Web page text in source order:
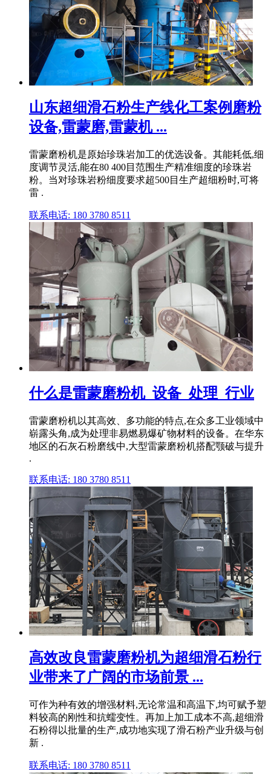
山东超细滑石粉生产线化工案例磨粉
设备,雷蒙磨,雷蒙机 ...
雷蒙磨粉机是原始珍珠岩加工的优选设备。其能耗低,细
度调节灵活,能在80 400目范围生产精准细度的珍珠岩
粉。当对珍珠岩粉细度要求超500目生产超细粉时,可将
雷 .
联系电话: 180 3780 8511
什么是雷蒙磨粉机_设备_处理_行业
雷蒙磨粉机以其高效、多功能的特点,在众多工业领域中
崭露头角,成为处理非易燃易爆矿物材料的设备。在华东
地区的石灰石粉磨线中,大型雷蒙磨粉机搭配颚破与提升
.
联系电话: 180 3780 8511
高效改良雷蒙磨粉机为超细滑石粉行
业带来了广阔的市场前景 ...
可作为种有效的增强材料,无论常温和高温下,均可赋予塑
料较高的刚性和抗蠕变性。再加上加工成本不高,超细滑
石粉得以批量的生产,成功地实现了滑石粉产业升级与创
新 .
联系电话: 180 3780 8511